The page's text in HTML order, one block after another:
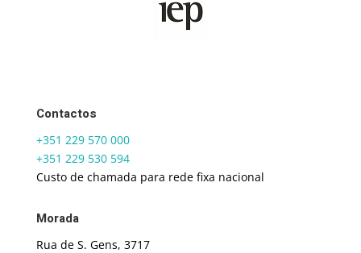
Contactos
+351 229 570 000
+351 229 530 594
Custo de chamada para rede fixa nacional
Morada
Rua de S. Gens, 3717